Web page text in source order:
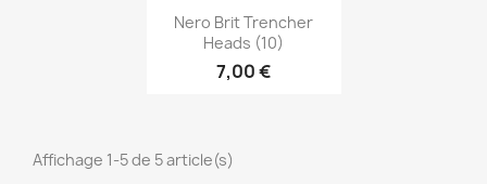
Aperçu rapide
Nero Brit Trencher
Heads (10)
7,00 €
Affichage 1-5 de 5 article(s)